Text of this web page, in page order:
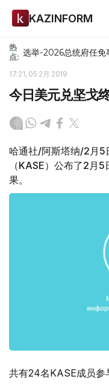
KAZINFORM
热
点: 选举-2026总统府任免
17:21, 05 2月 2019
今日美元兑坚戈
哈通社/阿斯塔纳/2月5
（KASE）公布了2月
果。
共有24名KASE成员参